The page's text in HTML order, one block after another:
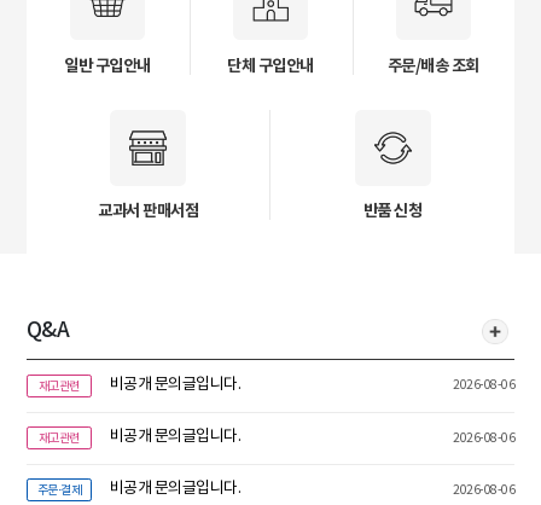
일반 구입안내 단체 구입안내 주문/배송 조회
교과서 판매서점 반품 신청
Q&A
재고관련 비공개 문의글입니다. 2026-08-06
재고관련 비공개 문의글입니다. 2026-08-06
주문·결제 비공개 문의글입니다. 2026-08-06